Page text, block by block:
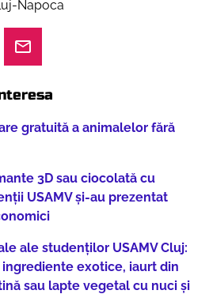
Napoca
gratuită a animalelor fără
3D sau ciocolată cu
USAMV și-au prezentat
ale studenților USAMV Cluj:
exotice, iaurt din
sau lapte vegetal cu nuci și